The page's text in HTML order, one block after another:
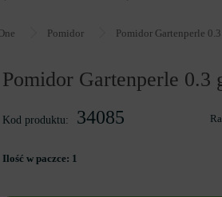
Pomidor Pomidor Gartenperle
Pomidor Gartenperle 0.3
Kod produktu: 34085
Ilość w paczce: 1